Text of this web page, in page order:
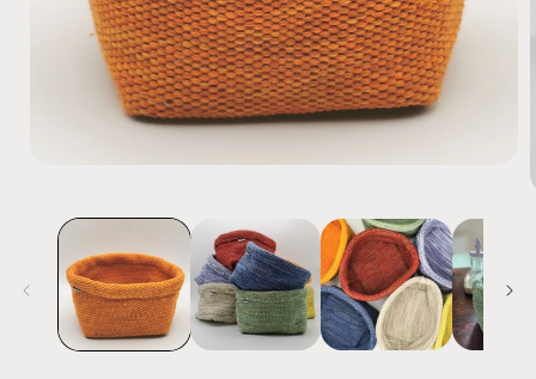
Modal
öffnen